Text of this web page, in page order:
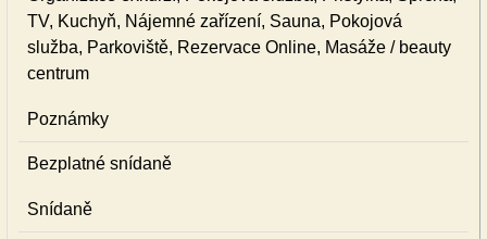
TV, Kuchyň, Nájemné zařízení, Sauna, Pokojová
služba, Parkoviště, Rezervace Online, Masáže / beauty
centrum
Poznámky
Bezplatné snídaně
Snídaně